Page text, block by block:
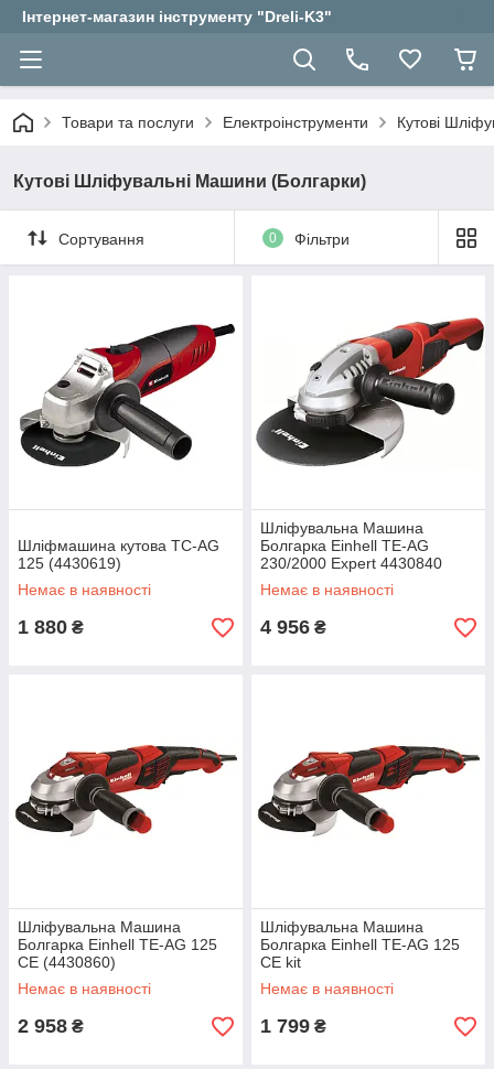
Інтернет-магазин інструменту "Dreli-K3"
Товари та послуги Електроінструменти Кутові
Кутові Шліфувальні Машини (Болгарки)
Сортування 0 Фільтри
Шліфмашина кутова TC-AG
125 (4430619)
Немає в наявності
1 880 ₴
Шліфувальна Машина
Болгарка Einhell TE-AG
230/2000 Expert 4430840
Немає в наявності
4 956 ₴
Шліфувальна Машина
Болгарка Einhell TE-AG 125
CE (4430860)
Немає в наявності
2 958 ₴
Шліфувальна Машина
Болгарка Einhell TE-AG 125
CE kit
Немає в наявності
1 799 ₴